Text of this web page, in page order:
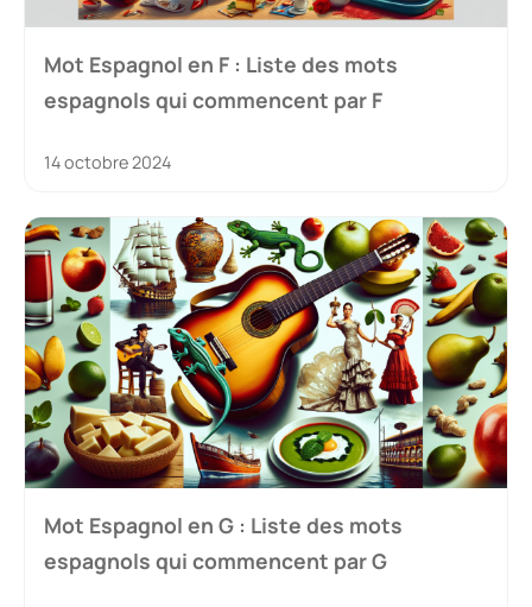
Mot Espagnol en F : Liste des mots
espagnols qui commencent par F
14 octobre 2024
Mot Espagnol en G : Liste des mots
espagnols qui commencent par G